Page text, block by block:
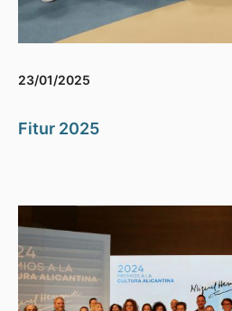
23/01/2025
Fitur 2025